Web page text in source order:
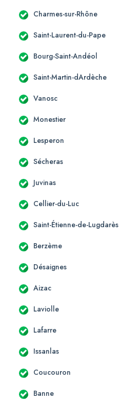
Charmes-sur-Rhône
Saint-Laurent-du-Pape
Bourg-Saint-Andéol
Saint-Martin-dArdèche
Vanosc
Monestier
Lesperon
Sécheras
Juvinas
Cellier-du-Luc
Saint-Étienne-de-Lugdarès
Berzème
Désaignes
Aizac
Laviolle
Lafarre
Issanlas
Coucouron
Banne